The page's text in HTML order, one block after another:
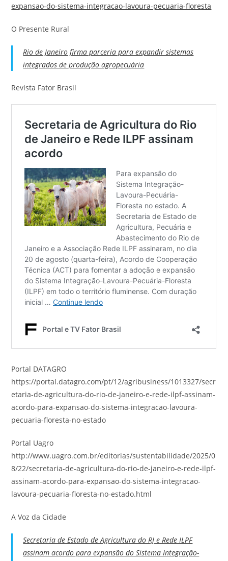
expansao-do-sistema-integracao-lavoura-pecuaria-floresta
O Presente Rural
Rio de Janeiro firma parceria para expandir sistemas
integrados de produção agropecuária
Revista Fator Brasil
Portal DATAGRO
https://portal.datagro.com/pt/12/agribusiness/1013327/secr
etaria-de-agricultura-do-rio-de-janeiro-e-rede-ilpf-assinam-
acordo-para-expansao-do-sistema-integracao-lavoura-
pecuaria-floresta-no-estado
Portal Uagro
http://www.uagro.com.br/editorias/sustentabilidade/2025/0
8/22/secretaria-de-agricultura-do-rio-de-janeiro-e-rede-ilpf-
assinam-acordo-para-expansao-do-sistema-integracao-
lavoura-pecuaria-floresta-no-estado.html
A Voz da Cidade
Secretaria de Estado de Agricultura do RJ e Rede ILPF
assinam acordo para expansão do Sistema Integração-